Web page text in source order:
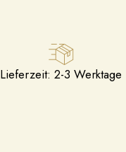
Lieferzeit: 2-3 Werktage